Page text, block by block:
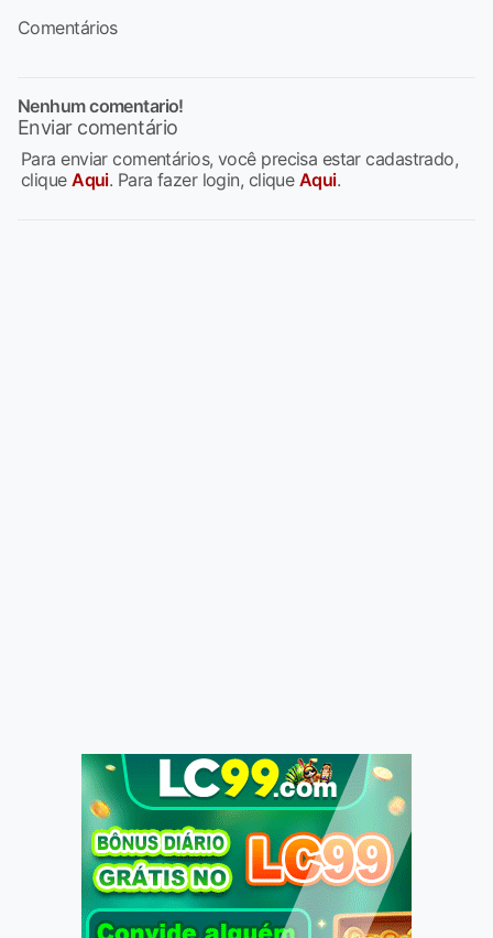
Comentários
Nenhum comentario!
Enviar comentário
Para enviar comentários, você precisa estar cadastrado,
cliqueAqui. Para fazer login, clique Aqui.